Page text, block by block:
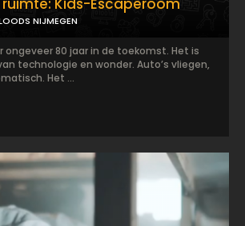
ruimte: Kids-Escaperoom
NIJMEGEN
ongeveer 80 jaar in de toekomst. Het is
technologie en wonder. Auto’s vliegen,
Het ...